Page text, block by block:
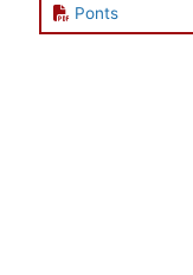
Ponts